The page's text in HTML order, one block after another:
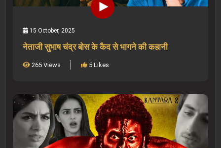
15 October, 2025
नेताजी सुभाष चंद्र बोस के कैद से भागने की कहानी
265 Views 5 Likes